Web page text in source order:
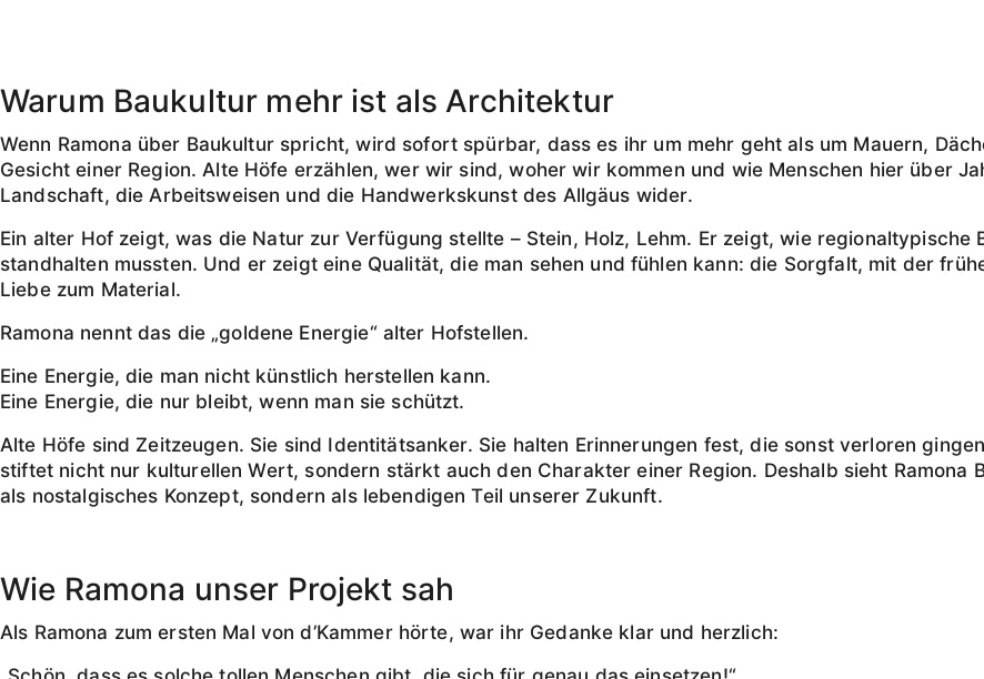
Warum Baukultur mehr ist als Architektur
Wenn Ramona über Baukultur spricht, wird sofort spürbar, dass es ihr um mehr geht als um Mauern,
Gesicht einer Region. Alte Höfe erzählen, wer wir sind, woher wir kommen und wie Menschen hier über
Landschaft, die Arbeitsweisen und die Handwerkskunst des Allgäus wider.
Ein alter Hof zeigt, was die Natur zur Verfügung stellte – Stein, Holz, Lehm. Er zeigt, wie
standhalten mussten. Und er zeigt eine Qualität, die man sehen und fühlen kann: die Sorgfalt, mit der
Liebe zum Material.
Ramona nennt das die „goldene Energie“ alter Hofstellen.
Eine Energie, die man nicht künstlich herstellen kann.
Eine Energie, die nur bleibt, wenn man sie schützt.
Alte Höfe sind Zeitzeugen. Sie sind Identitätsanker. Sie halten Erinnerungen fest, die sonst verloren
stiftet nicht nur kulturellen Wert, sondern stärkt auch den Charakter einer Region. Deshalb sieht Ramona
als nostalgisches Konzept, sondern als lebendigen Teil unserer Zukunft.
Wie Ramona unser Projekt sah
Als Ramona zum ersten Mal von d’Kammer hörte, war ihr Gedanke klar und herzlich: